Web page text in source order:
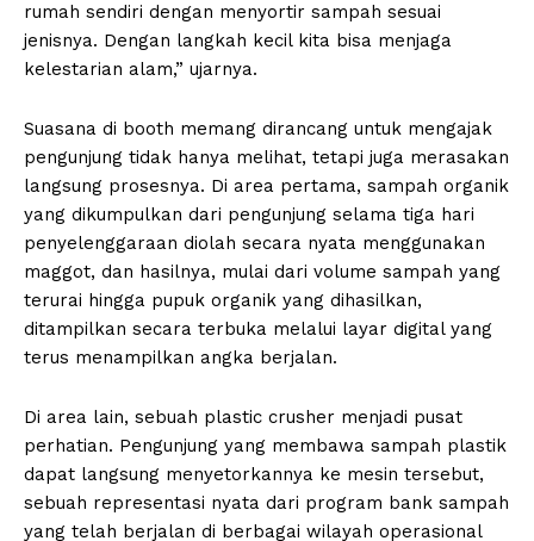
rumah sendiri dengan menyortir sampah sesuai
jenisnya. Dengan langkah kecil kita bisa menjaga
kelestarian alam,” ujarnya.
Suasana di booth memang dirancang untuk mengajak
pengunjung tidak hanya melihat, tetapi juga merasakan
langsung prosesnya. Di area pertama, sampah organik
yang dikumpulkan dari pengunjung selama tiga hari
penyelenggaraan diolah secara nyata menggunakan
maggot, dan hasilnya, mulai dari volume sampah yang
terurai hingga pupuk organik yang dihasilkan,
ditampilkan secara terbuka melalui layar digital yang
terus menampilkan angka berjalan.
Di area lain, sebuah plastic crusher menjadi pusat
perhatian. Pengunjung yang membawa sampah plastik
dapat langsung menyetorkannya ke mesin tersebut,
sebuah representasi nyata dari program bank sampah
yang telah berjalan di berbagai wilayah operasional